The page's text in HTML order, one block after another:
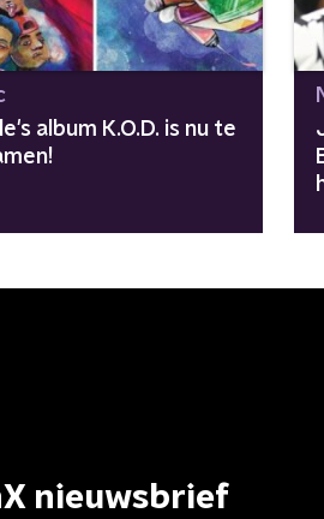
album K.O.D. is nu te
nieuwsbrief